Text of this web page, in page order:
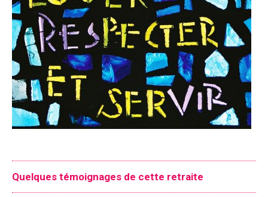
Quelques témoignages de cette retraite